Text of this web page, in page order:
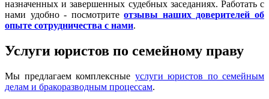
назначенных и завершенных судебных заседаниях. Работать с
нами удобно - посмотритеотзывы наших доверителей об
опыте сотрудничества с нами.
Услуги юристов по семейному праву
Мы предлагаем комплексные услуги юристов по семейным
делам и бракоразводным процессам.